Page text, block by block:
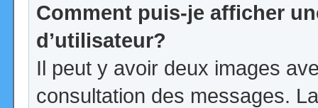
Comment puis-je afficher
d’utilisateur?
Il peut y avoir deux images
consultation des messages.